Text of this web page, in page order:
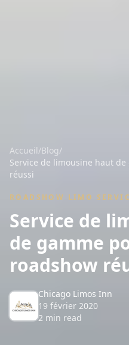
Accueil/Blog/
Service de limousine haut
réussi
ROADSHOW LIMO
Service de
de gamme
roadshow
Chicago Limos Inn
19 février 2020
2 min read